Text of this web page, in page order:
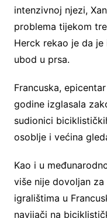
intenzivnoj njezi,
problema tijekom
Herck rekao je da
ubod u prsa.
Francuska,
godine izglasala
sudionici
osoblje i većina
Kao i u
više nije dovoljan
igralištima u
navijači na